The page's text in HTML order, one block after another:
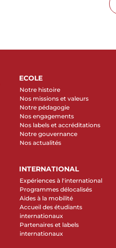
ECOLE
Notre histoire
Nos missions et valeurs
Notre pédagogie
Nos engagements
Nos labels et accréditations
Notre gouvernance
Nos actualités
INTERNATIONAL
Expériences à l'international
Programmes délocalisés
Aides à la mobilité
Accueil des étudiants
internationaux
Partenaires et labels
internationaux